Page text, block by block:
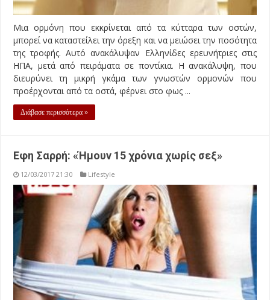
Μια ορμόνη που εκκρίνεται από τα κύτταρα των οστών,
μπορεί να καταστείλει την όρεξη και να μειώσει την ποσότητα
της τροφής. Αυτό ανακάλυψαν Ελληνίδες ερευνήτριες στις
ΗΠΑ, μετά από πειράματα σε ποντίκια. Η ανακάλυψη, που
διευρύνει τη μικρή γκάμα των γνωστών ορμονών που
προέρχονται από τα οστά, φέρνει στο φως ...
Διάβασε περισσότερα »
Εφη Σαρρή: «Ήμουν 15 χρόνια χωρίς σεξ»
12/03/2017 21:30 Lifestyle